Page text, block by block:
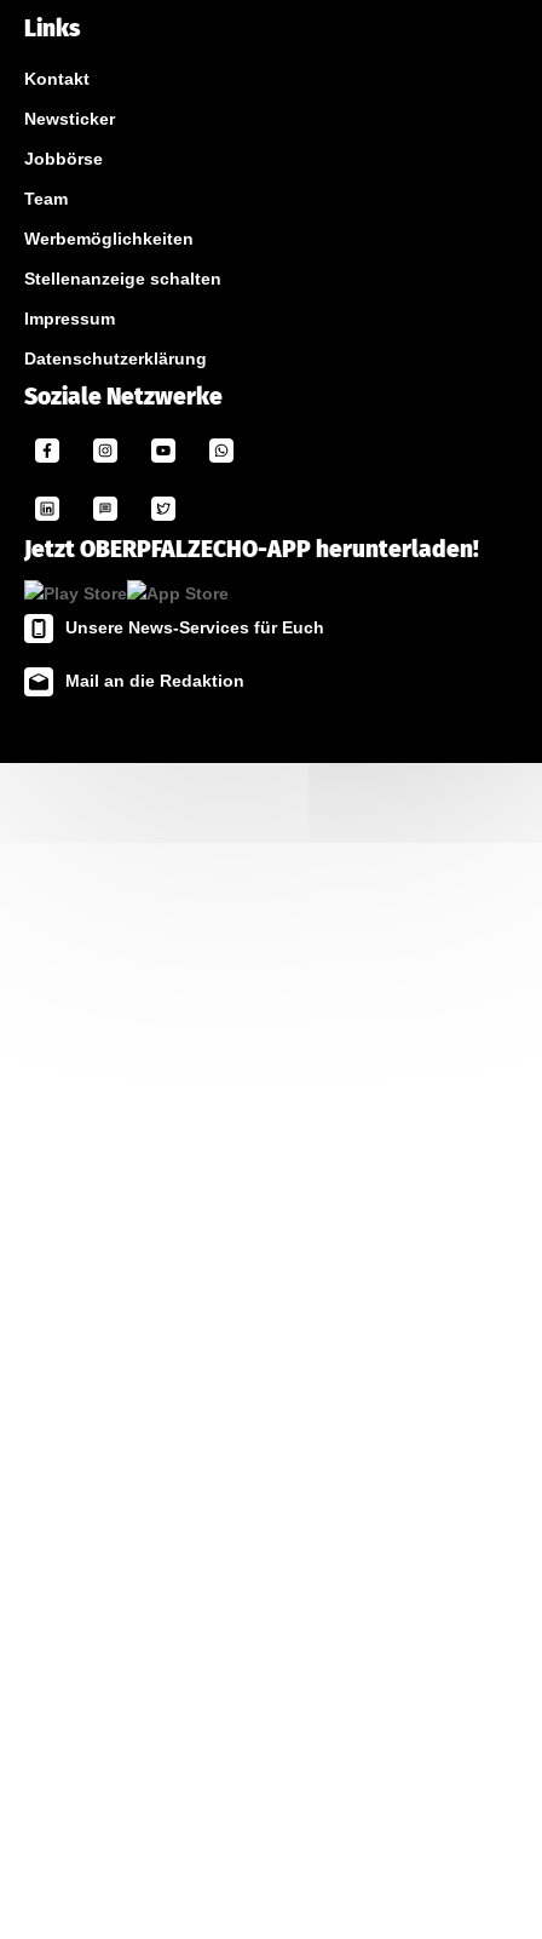
Links
Kontakt
Newsticker
Jobbörse
Team
Werbemöglichkeiten
Stellenanzeige schalten
Impressum
Datenschutzerklärung
Soziale Netzwerke
Jetzt OBERPFALZECHO-APP herunterladen!
Unsere News-Services für Euch
Mail an die Redaktion